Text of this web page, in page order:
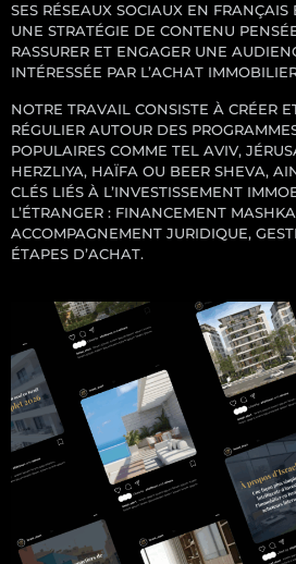
SES RÉSEAUX SOCIAUX EN
UNE STRATÉGIE DE CONTENU
RASSURER ET ENGAGER UNE
INTÉRESSÉE PAR L’ACHAT
NOTRE TRAVAIL CONSISTE À CRÉER
RÉGULIER AUTOUR DES
POPULAIRES COMME TEL AVIV,
HERZLIYA, HAÏFA OU BEER SHEVA,
CLÉS LIÉS À L’INVESTISSEMENT
L’ÉTRANGER : FINANCEMENT
ACCOMPAGNEMENT JURIDIQUE,
ÉTAPES D’ACHAT.